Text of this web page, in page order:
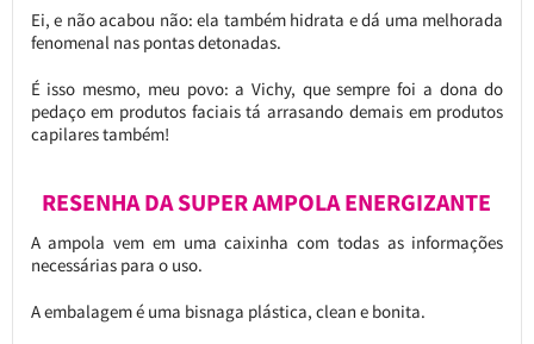
Ei, e não acabou não: ela também hidrata e dá uma melhorada
fenomenal nas pontas detonadas.
É isso mesmo, meu povo: a Vichy, que sempre foi a dona do
pedaço em produtos faciais tá arrasando demais em produtos
capilares também!
RESENHA DA SUPER AMPOLA ENERGIZANTE
A ampola vem em uma caixinha com todas as informações
necessárias para o uso.
A embalagem é uma bisnaga plástica, clean e bonita.